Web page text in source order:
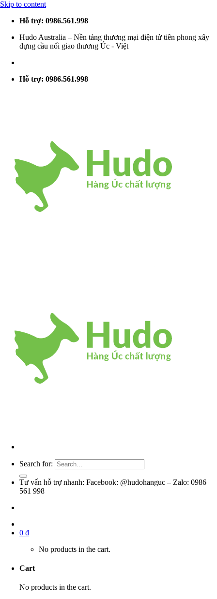
Skip to content
Hỗ trợ: 0986.561.998
Hudo Australia – Nền tảng thương mại điện tử tiên phong xây
dựng cầu nối giao thương Úc - Việt
Hỗ trợ: 0986.561.998
Search for:
Tư vấn hỗ trợ nhanh: Facebook: @hudohanguc – Zalo: 0986
561 998
0 ₫
No products in the cart.
Cart
No products in the cart.